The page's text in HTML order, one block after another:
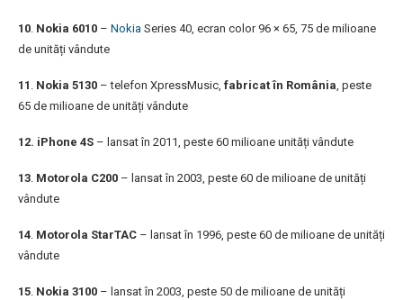
10. Nokia 6010 – Nokia Series 40, ecran color 96 × 65, 75 de milioane
de unități vândute
11 . Nokia 5130 – telefon XpressMusic, fabricat în România, peste
65 de milioane de unități vândute
12. iPhone 4S – lansat în 2011, peste 60 milioane unități vândute
13. Motorola C200 – lansat în 2003, peste 60 de milioane de unități
vândute
14. Motorola StarTAC – lansat în 1996, peste 60 de milioane de unități
vândute
15. Nokia 3100 – lansat în 2003, peste 50 de milioane de unități